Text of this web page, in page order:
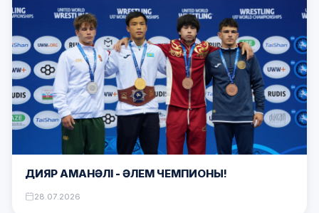
ДИЯР АМАНӘЛІ – ӘЛЕМ ЧЕМПИОНЫ!
28.07.2026